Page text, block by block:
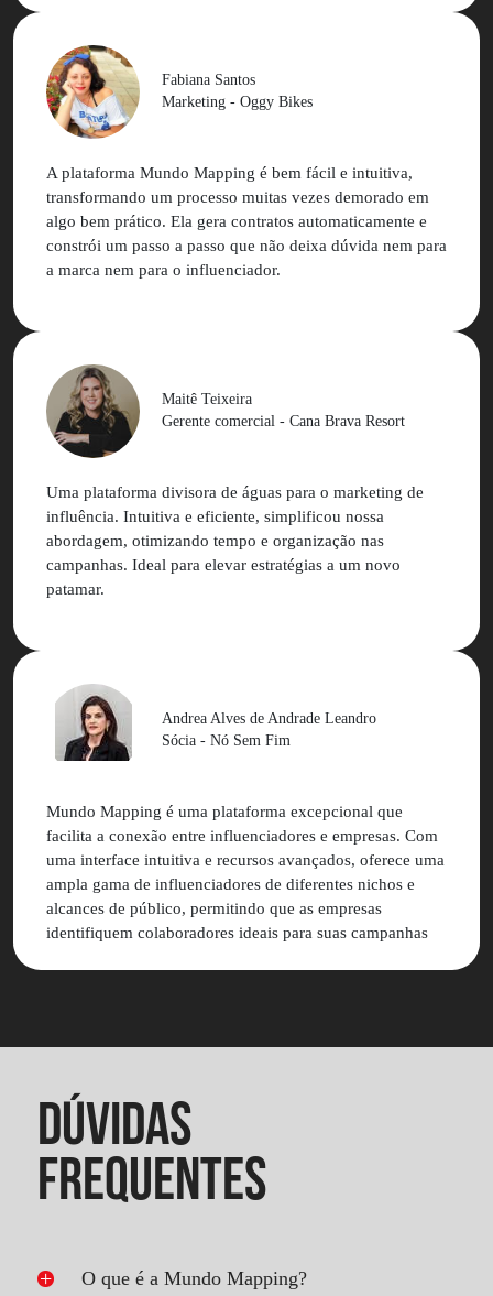
comunicação constantemente! Mundo Mapping é uma
ferramenta que agrega muito mais valor à sua marca!
Fabiana Santos
Marketing - Oggy Bikes
A plataforma Mundo Mapping é bem fácil e intuitiva,
transformando um processo muitas vezes demorado em
algo bem prático. Ela gera contratos automaticamente e
constrói um passo a passo que não deixa dúvida nem para
a marca nem para o influenciador.
Maitê Teixeira
Gerente comercial - Cana Brava Resort
Uma plataforma divisora de águas para o marketing de
influência. Intuitiva e eficiente, simplificou nossa
abordagem, otimizando tempo e organização nas
campanhas. Ideal para elevar estratégias a um novo
patamar.
Andrea Alves de Andrade Leandro
Sócia - Nó Sem Fim
Mundo Mapping é uma plataforma excepcional que
facilita a conexão entre influenciadores e empresas. Com
uma interface intuitiva e recursos avançados, oferece uma
ampla gama de influenciadores de diferentes nichos e
alcances de público, permitindo que as empresas
identifiquem colaboradores ideais para suas campanhas
DÚVIDAS
FREQUENTES
O que é a Mundo Mapping?